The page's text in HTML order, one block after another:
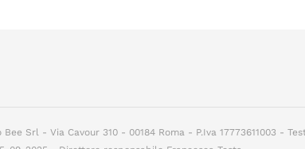
Srl - Via Cavour 310 - 00184 Roma - P.Iva 17773611003 -